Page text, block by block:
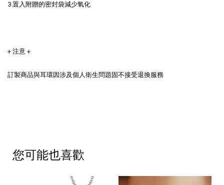
3.置入附贈的密封袋減少氧化
+ 注意 +
訂製商品與耳環因涉及個人衛生問題固不接受退換服務
您可能也喜歡